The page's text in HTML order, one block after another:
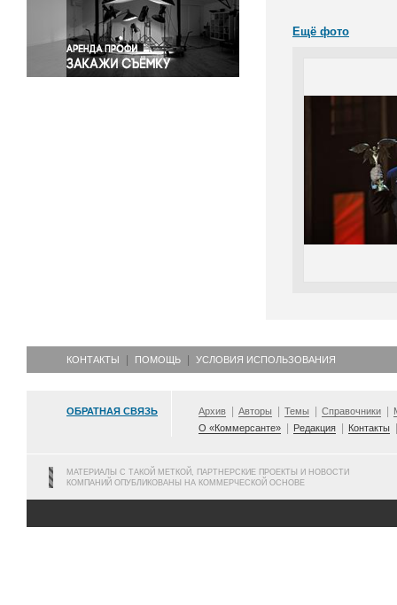
Экология
Экономика и бизнес
Ещё фото
КОНТАКТЫ ПОМОЩЬ УСЛОВИЯ ИСПОЛЬЗОВАНИЯ
ОБРАТНАЯ СВЯЗЬ Архив Авторы Темы Справочники
О «Коммерсанте»
Редакция Контакты
МАТЕРИАЛЫ С ТАКОЙ МЕТКОЙ, ПАРТНЕРСКИЕ ПРОЕКТЫ И НОВОСТИ
КОМПАНИЙ ОПУБЛИКОВАНЫ НА КОММЕРЧЕСКОЙ ОСНОВЕ